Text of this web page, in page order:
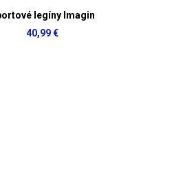
legíny Imagin
40,99 €